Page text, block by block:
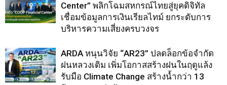
Center” พลิกโฉมสหกรณ์ไทยสู่ยุคดิจิทัล
เชื่อมข้อมูลการเงินเรียลไทม์ ยกระดับการ
บริหารความเสี่ยงครบวงจร
ARDA หนุนวิจัย “AR23” ปลดล็อกข้อจำกัด
ฝนหลวงเดิม เพิ่มโอกาสสร้างฝนในฤดูแล้ง
รับมือ Climate Change สร้างน้ำกว่า 13